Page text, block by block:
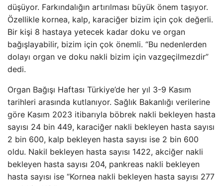
düşüyor. Farkındalığın artırılması büyük önem taşıyor.
Özellikle kornea, kalp, karaciğer bizim için çok değerli.
Bir kişi 8 hastaya yetecek kadar doku ve organ
bağışlayabilir, bizim için çok önemli. “Bu nedenlerden
dolayı organ ve doku nakli bizim için vazgeçilmezdir”
dedi.
Organ Bağışı Haftası Türkiye’de her yıl 3-9 Kasım
tarihleri ​​arasında kutlanıyor. Sağlık Bakanlığı verilerine
göre Kasım 2023 itibarıyla böbrek nakli bekleyen hasta
sayısı 24 bin 449, karaciğer nakli bekleyen hasta sayısı
2 bin 600, kalp bekleyen hasta sayısı ise 2 bin 600
oldu. Nakil bekleyen hasta sayısı 1422, akciğer nakli
bekleyen hasta sayısı 204, pankreas nakli bekleyen
hasta sayısı ise “Kornea nakli bekleyen hasta sayısı 277